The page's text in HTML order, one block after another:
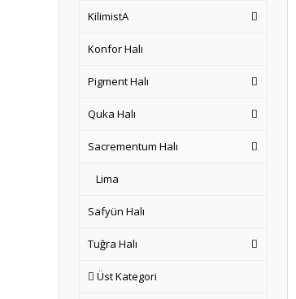
KilimistA
Konfor Halı
Pigment Halı
Quka Halı
Sacrementum Halı
Lima
Safyün Halı
Tuğra Halı
Üst Kategori